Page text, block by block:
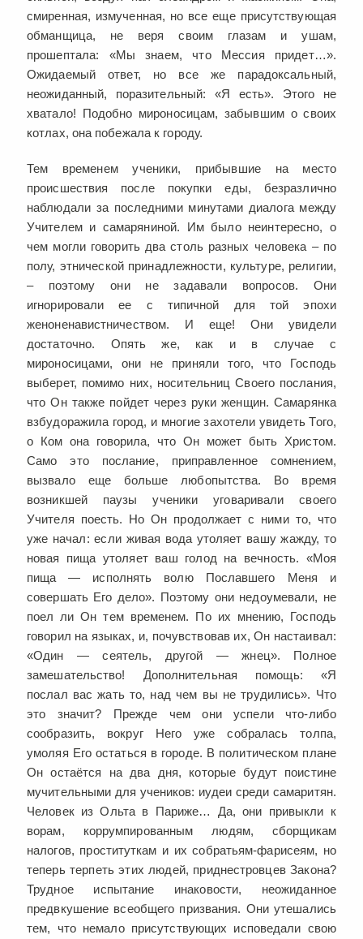
смиренная, измученная, но все еще присутствующая
обманщица, не веря своим глазам и ушам,
прошептала: «Мы знаем, что Мессия придет…».
Ожидаемый ответ, но все же парадоксальный,
неожиданный, поразительный: «Я есть». Этого не
хватало! Подобно мироносицам, забывшим о своих
котлах, она побежала к городу.
Тем временем ученики, прибывшие на место
происшествия после покупки еды, безразлично
наблюдали за последними минутами диалога между
Учителем и самаряниной. Им было неинтересно, о
чем могли говорить два столь разных человека – по
полу, этнической принадлежности, культуре, религии,
– поэтому они не задавали вопросов. Они
игнорировали ее с типичной для той эпохи
женоненавистничеством. И еще! Они увидели
достаточно. Опять же, как и в случае с
мироносицами, они не приняли того, что Господь
выберет, помимо них, носительниц Своего послания,
что Он также пойдет через руки женщин. Самарянка
взбудоражила город, и многие захотели увидеть Того,
о Ком она говорила, что Он может быть Христом.
Само это послание, приправленное сомнением,
вызвало еще больше любопытства. Во время
возникшей паузы ученики уговаривали своего
Учителя поесть. Но Он продолжает с ними то, что
уже начал: если живая вода утоляет вашу жажду, то
новая пища утоляет ваш голод на вечность. «Моя
пища — исполнять волю Пославшего Меня и
совершать Его дело». Поэтому они недоумевали, не
поел ли Он тем временем. По их мнению, Господь
говорил на языках, и, почувствовав их, Он настаивал:
«Один — сеятель, другой — жнец». Полное
замешательство! Дополнительная помощь: «Я
послал вас жать то, над чем вы не трудились». Что
это значит? Прежде чем они успели что-либо
сообразить, вокруг Него уже собралась толпа,
умоляя Его остаться в городе. В политическом плане
Он остаётся на два дня, которые будут поистине
мучительными для учеников: иудеи среди самаритян.
Человек из Ольта в Париже… Да, они привыкли к
ворам, коррумпированным людям, сборщикам
налогов, проституткам и их собратьям-фарисеям, но
теперь терпеть этих людей, приднестровцев Закона?
Трудное испытание инаковости, неожиданное
предвкушение всеобщего призвания. Они утешались
тем, что немало присутствующих исповедали свою